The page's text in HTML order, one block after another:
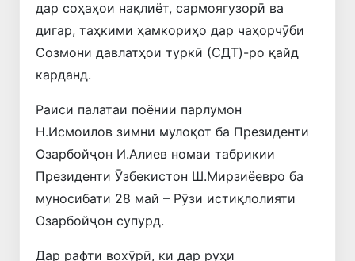
дар соҳаҳои нақлиёт, сармоягузорӣ ва
дигар, таҳкими ҳамкориҳо дар чаҳорчӯби
Созмони давлатҳои туркӣ (СДТ)-ро қайд
карданд.
Раиси палатаи поёнии парлумон
Н.Исмоилов зимни мулоқот ба Президенти
Озарбойҷон И.Алиев номаи табрикии
Президенти Ӯзбекистон Ш.Мирзиёевро ба
муносибати 28 май – Рӯзи истиқлолияти
Озарбойҷон супурд.
Дар рафти вохӯрӣ, ки дар руҳи